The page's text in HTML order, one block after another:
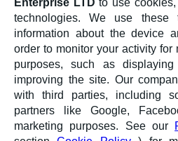
Comune
di
Cremona
Ministero
della
Cultura
Progetto finanziato
Generation EU
Enterprise LTD to use
technologies. We use these
information about the device
order to monitor your activity for
purposes, such as
improving the site. Our
with third parties, including
partners like Google,
marketing purposes. See our